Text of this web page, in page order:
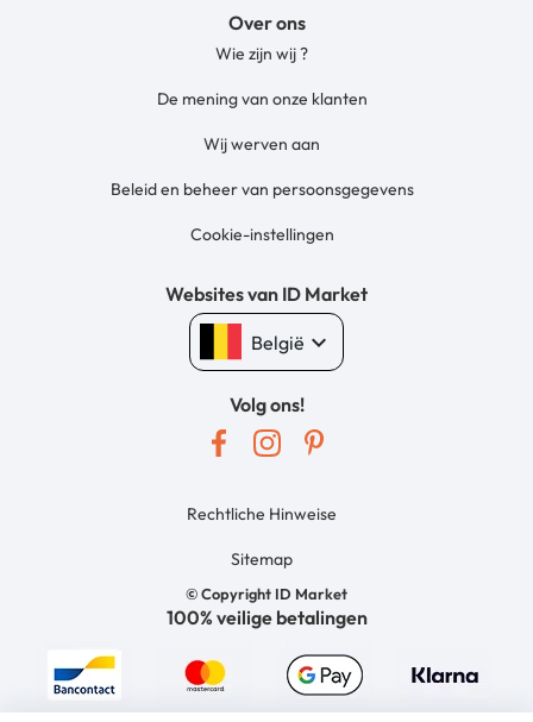
Over ons
Wie zijn wij ?
De mening van onze klanten
Wij werven aan
Beleid en beheer van persoonsgegevens
Cookie-instellingen
Websites van ID Market
België keyboard_arrow_down
Volg ons!
© Copyright ID Market
Rechtliche Hinweise
Sitemap
100% veilige betalingen